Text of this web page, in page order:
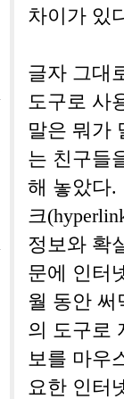
차이가 있
글자 그대
도구로 사
말은 뭐가
는 친구들
해 놓았다.
크
정보와 확
문에 인터
월 동안 써
의 도구로
보를 마우
요한 인터